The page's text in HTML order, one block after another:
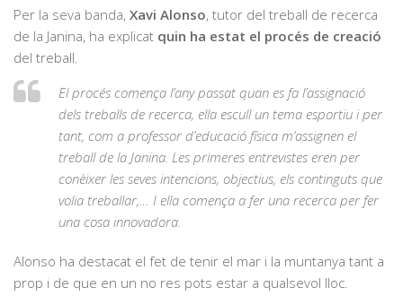
Per la seva banda, Xavi Alonso, tutor del treball de recerca
de la Janina, ha explicat quin ha estat el procés de creació
del treball.
El procés comença l’any passat quan es fa l’assignació
dels treballs de recerca, ella escull un tema esportiu i per
tant, com a professor d’educació física m’assignen el
treball de la Janina. Les primeres entrevistes eren per
conèixer les seves intencions, objectius, els continguts que
volia treballar,… I ella comença a fer una recerca per fer
una cosa innovadora.
Alonso ha destacat el fet de tenir el mar i la muntanya tant a
prop i de que en un no res pots estar a qualsevol lloc.